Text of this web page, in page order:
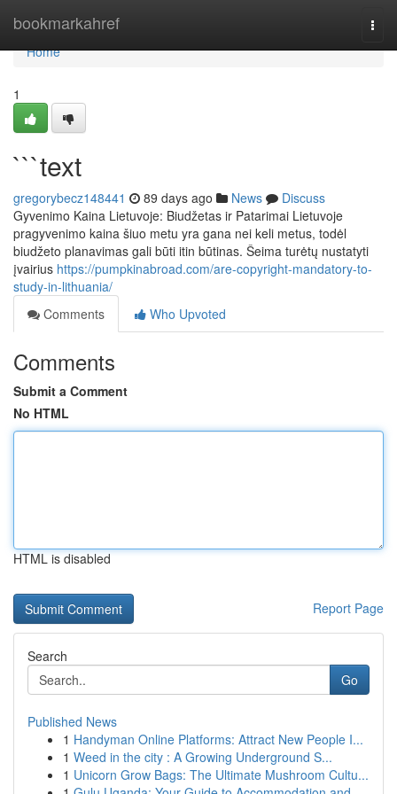
bookmarkahref
Home
Home
1
```text
gregorybecz148441 89 days ago News
Discuss
Gyvenimo Kaina Lietuvoje: Biudžetas ir Patarimai Lietuvoje
pragyvenimo kaina šiuo metu yra gana nei keli metus, todėl
biudžeto planavimas gali būti itin būtinas. Šeima turėtų nustatyti
įvairius https://pumpkinabroad.com/are-copyright-mandatory-to-
study-in-lithuania/
Comments
Who Upvoted
Comments
Submit a Comment
No HTML
HTML is disabled
Report Page
Search
Go
Published News
1 Handyman Online Platforms: Attract New People I...
1 Weed in the city : A Growing Underground S...
1 Unicorn Grow Bags: The Ultimate Mushroom Cultu...